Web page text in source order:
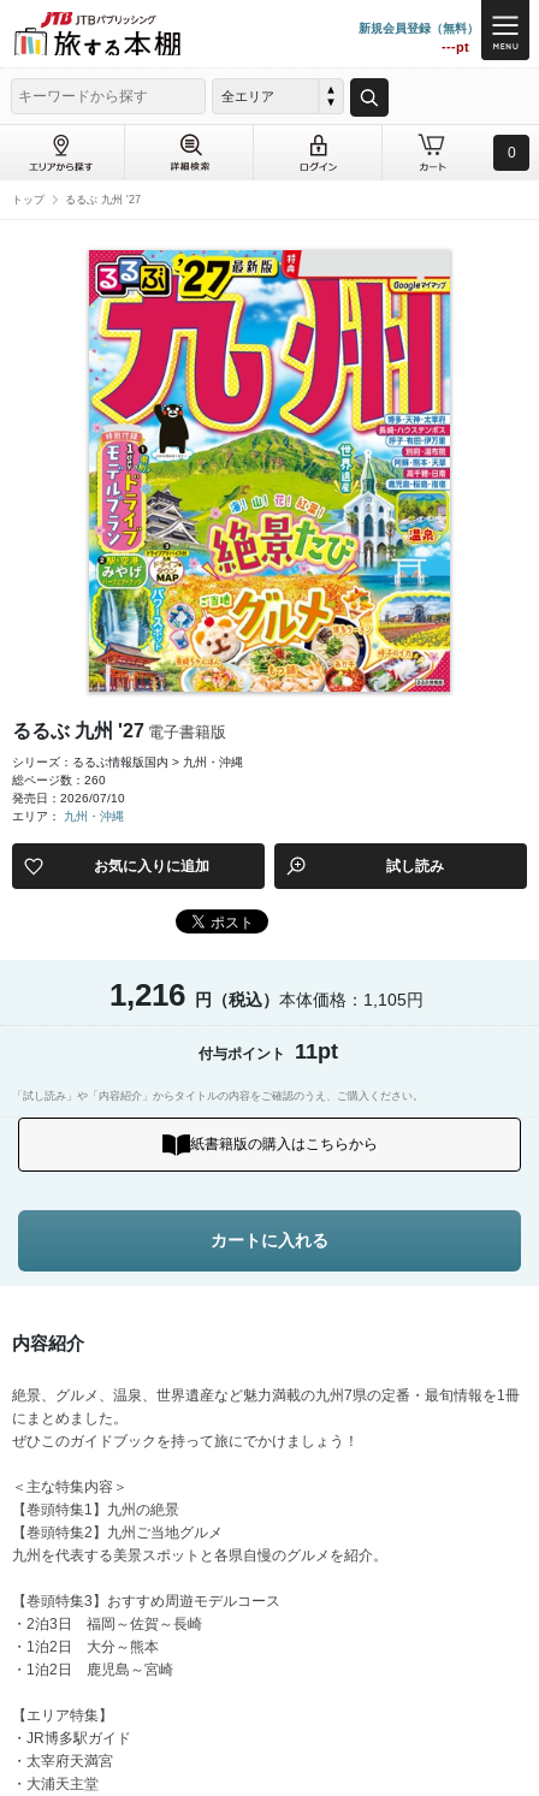
新規会員登録（無料）
---pt
全エリア
0
トップ るるぶ 九州 '27
るるぶ 九州 '27 電子書籍版
シリーズ：るるぶ情報版国内 > 九州・沖縄
総ページ数：260
発売日：2026/07/10
エリア： 九州・沖縄
お気に入りに追加 試し読み
1,216 円（税込） 本体価格：1,105円
付与ポイント 11pt
「試し読み」や「内容紹介」からタイトルの内容をご確認のうえ、ご購入ください。
紙書籍版の購入はこちらから
カートに入れる
内容紹介
絶景、グルメ、温泉、世界遺産など魅力満載の九州7県の定番・最旬情報を1冊
にまとめました。
ぜひこのガイドブックを持って旅にでかけましょう！
＜主な特集内容＞
【巻頭特集1】九州の絶景
【巻頭特集2】九州ご当地グルメ
九州を代表する美景スポットと各県自慢のグルメを紹介。
【巻頭特集3】おすすめ周遊モデルコース
・2泊3日 福岡～佐賀～長崎
・1泊2日 大分～熊本
・1泊2日 鹿児島～宮崎
【エリア特集】
・JR博多駅ガイド
・太宰府天満宮
・大浦天主堂